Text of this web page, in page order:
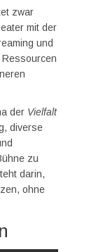
zwar
mit der
und
der Vielfalt
diverse
zu
darin,
ohne